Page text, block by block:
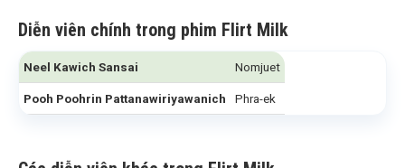
Diễn viên chính trong phim Flirt Milk
Neel Kawich Sansai Nomjuet
Pooh Poohrin Pattanawiriyawanich Phra-ek